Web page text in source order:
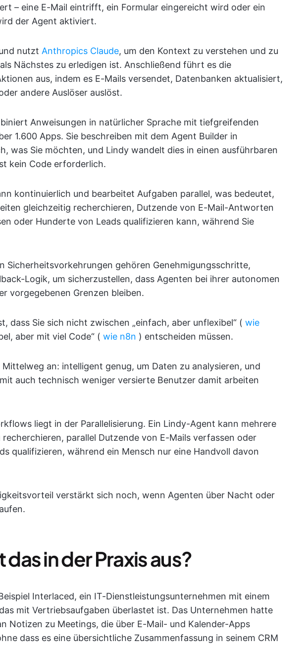
– eine E-Mail eintrifft, ein Formular eingereicht wird oder ein
der Agent aktiviert.
nutzt Anthropics Claude, um den Kontext zu verstehen und zu
Nächstes zu erledigen ist. Anschließend führt es die
aus, indem es E-Mails versendet, Datenbanken aktualisiert,
andere Auslöser auslöst.
Anweisungen in natürlicher Sprache mit tiefgreifenden
1.600 Apps. Sie beschreiben mit dem Agent Builder in
was Sie möchten, und Lindy wandelt dies in einen ausführbaren
kein Code erforderlich.
kontinuierlich und bearbeitet Aufgaben parallel, was bedeutet,
gleichzeitig recherchieren, Dutzende von E-Mail-Antworten
oder Hunderte von Leads qualifizieren kann, während Sie
Sicherheitsvorkehrungen gehören Genehmigungsschritte,
Logik, um sicherzustellen, dass Agenten bei ihrer autonomen
vorgegebenen Grenzen bleiben.
dass Sie sich nicht zwischen „einfach, aber unflexibel“ ( wie
aber mit viel Code“ ( wie n8n ) entscheiden müssen.
an: intelligent genug, um Daten zu analysieren, und
auch technisch weniger versierte Benutzer damit arbeiten
liegt in der Parallelisierung. Ein Lindy-Agent kann mehrere
parallel Dutzende von E-Mails verfassen oder
qualifizieren, während ein Mensch nur eine Handvoll davon
verstärkt sich noch, wenn Agenten über Nacht oder
in der Praxis aus?
Interlaced, ein IT-Dienstleistungsunternehmen mit einem
mit Vertriebsaufgaben überlastet ist. Das Unternehmen hatte
Notizen zu Meetings, die über E-Mail- und Kalender-Apps
dass es eine übersichtliche Zusammenfassung in seinem CRM